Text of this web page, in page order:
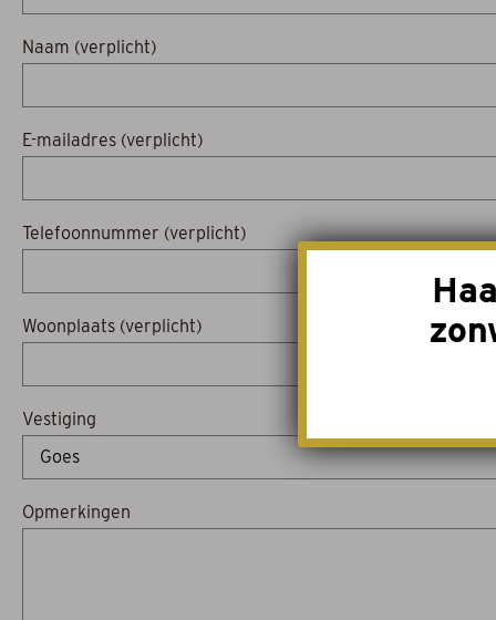
Naam (verplicht)
E-mailadres (verplicht)
Telefoonnummer (verplicht)
Woonplaats (verplicht)
Vestiging
Opmerkingen